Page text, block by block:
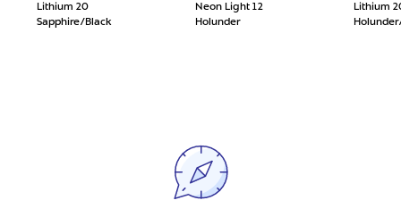
Lithium 20
Sapphire/Black
Neon Light 12
Holunder
Lithium